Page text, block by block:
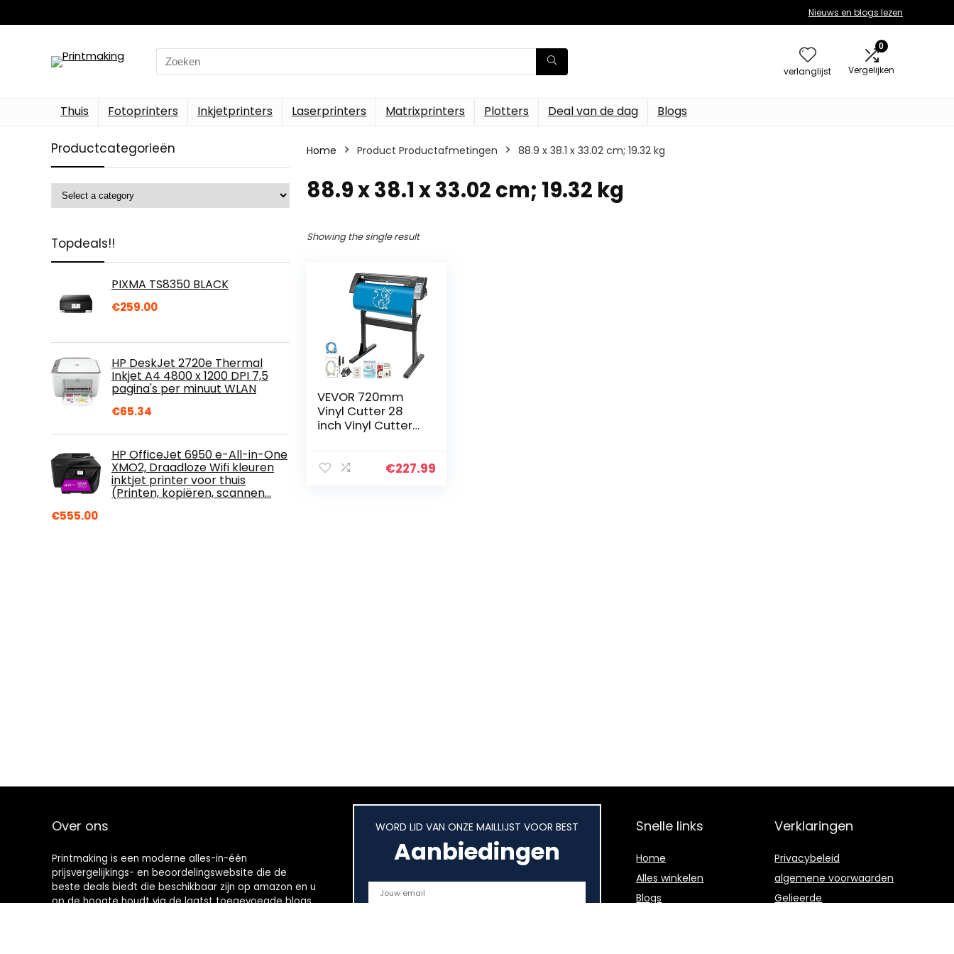
Nieuws en blogs lezen
Search
for:
verlanglijst
0
Vergelijken
Thuis Fotoprinters Inkjetprinters Laserprinters Matrixprinters Plotters Deal van de dag Blogs
Productcategorieën
Topdeals!!
PIXMA TS8350 BLACK
€259.00
HP DeskJet 2720e Thermal
Inkjet A4 4800 x 1200 DPI 7,5
pagina's per minuut WLAN
€65.34
HP OfficeJet 6950 e-All-in-One
XMO2, Draadloze Wifi kleuren
inktjet printer voor thuis
(Printen, kopiëren, scannen…
€555.00
Home Product Productafmetingen ‎88.9 x 38.1 x 33.02 cm; 19.32 kg
‎88.9 x 38.1 x 33.02 cm; 19.32 kg
Showing the single result
VEVOR 720mm
Vinyl Cutter 28
inch Vinyl Cutter
Snijplotter 630
€227.99
Over ons
Printmaking is een moderne alles-in-één
prijsvergelijkings- en beoordelingswebsite die de
beste deals biedt die beschikbaar zijn op amazon en u
op de hoogte houdt via de laatst toegevoegde blogs.
WORD LID VAN ONZE MAILLIJST VOOR BEST
Aanbiedingen
Snelle links
Home
Alles winkelen
Blogs
Verklaringen
Privacybeleid
algemene voorwaarden
Gelieerde